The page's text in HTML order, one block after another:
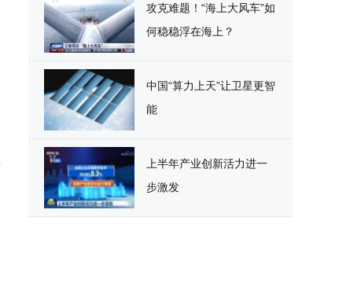
攻克难题！“海上大风车”如
何稳稳浮在海上？
中国“算力上天”让卫星更智
能
上半年产业创新活力进一
步激发